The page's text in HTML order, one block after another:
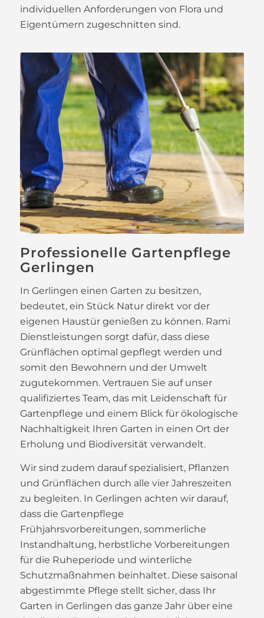
individuellen Anforderungen von Flora und
Eigentümern zugeschnitten sind.
Professionelle Gartenpflege
Gerlingen
In Gerlingen einen Garten zu besitzen,
bedeutet, ein Stück Natur direkt vor der
eigenen Haustür genießen zu können. Rami
Dienstleistungen sorgt dafür, dass diese
Grünflächen optimal gepflegt werden und
somit den Bewohnern und der Umwelt
zugutekommen. Vertrauen Sie auf unser
qualifiziertes Team, das mit Leidenschaft für
Gartenpflege und einem Blick für ökologische
Nachhaltigkeit Ihren Garten in einen Ort der
Erholung und Biodiversität verwandelt.
Wir sind zudem darauf spezialisiert, Pflanzen
und Grünflächen durch alle vier Jahreszeiten
zu begleiten. In Gerlingen achten wir darauf,
dass die Gartenpflege
Frühjahrsvorbereitungen, sommerliche
Instandhaltung, herbstliche Vorbereitungen
für die Ruheperiode und winterliche
Schutzmaßnahmen beinhaltet. Diese saisonal
abgestimmte Pflege stellt sicher, dass Ihr
Garten in Gerlingen das ganze Jahr über eine